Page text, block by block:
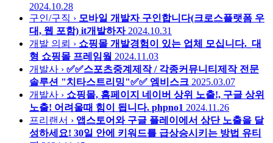
2024.10.28
구인/구직 › 모바일 개발자 구인합니다(크로스플랫폼 우
대, 웹 포함) it개발하자 2024.10.31
개발 의뢰 › 쇼핑몰 개발경험이 있는 업체 모십니다._대
형 쇼핑몰 프레임웤 2024.11.03
개발사 › ✅✅스포츠중계제작 / 각종커뮤니티제작 전문
솔루션 "치타스트리밍"✅✅ 엠비스크 2025.03.07
개발사 › 쇼핑몰, 홈페이지 네이버 상위 노출!, 구글 상위
노출! 어려울때 힘이 됩니다. phpno1 2024.11.26
프리랜서 › 앱스토어와 구글 플레이에서 상단 노출을 달
성하세요! 30일 안에 키워드를 급상승시키는 방법 유티